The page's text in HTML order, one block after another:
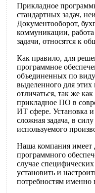
Прикладное
стандартных задач,
Документооборот,
коммуникации,
задачи, относятся к
Как правило, для
программное
объединенных по
выделенного для
отличаться, так же
прикладное ПО в
ИТ сфере. Установка
сложная задача, в
используемого
Наша компания имеет
программного
случае
установить и
потребностям